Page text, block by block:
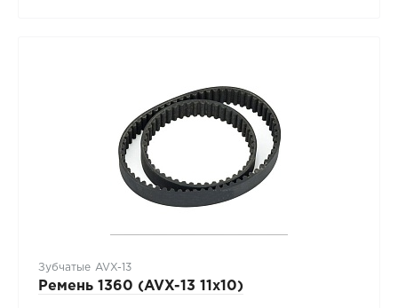
Зубчатые AVX-13
Ремень 1360 (AVX-13 11х10)